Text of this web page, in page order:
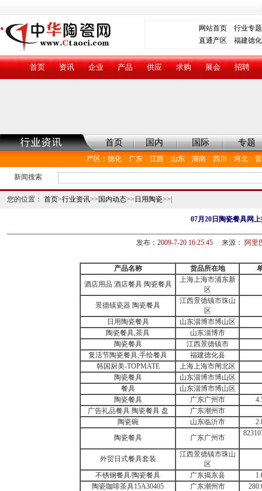
网站首页
行业专题
直通产区 福建德化
首页 资讯 企业 产品 供应 求购 展会 招聘
首页 国内 国际 专题
产区 ： 德化 广东 江西 山东 湖南 四川 河北
新闻搜索
您的位置： 首页>行业资讯>> 国内动态>> 日用陶瓷>>|
07月20日陶瓷餐具网
发布： 2009-7-20 16:25:45来源： 阿里
产品名称 货品所在地
酒店用品 酒店餐具 陶瓷餐具
上海上海市浦东新
区
景德镇瓷器 陶瓷餐具
江西景德镇市珠山
区
日用陶瓷餐具
山东淄博市博山区
陶瓷餐具,茶具
山东淄博市
陶瓷餐具
江西景德镇市
复活节陶瓷餐具,手绘餐具
福建德化县
韩国厨美-TOPMATE
上海上海市闸北区
陶瓷餐具
山东淄博市博山区
餐具
山东淄博市博山区
陶瓷餐具
广东广州市
广告礼品餐具 陶瓷餐具 盘
广东潮州市
陶瓷碗
山东临沂市
陶瓷餐具
广东广州市
外贸日式餐具套装
江西景德镇市珠山
区
不锈钢餐具/陶瓷餐具
广东揭东县
陶瓷咖啡茶具15A30405
广东潮州市